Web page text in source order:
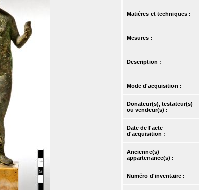
Matières et techniques :
Mesures :
Description :
Mode d'acquisition :
Donateur(s), testateur(s)
ou vendeur(s) :
Date de l'acte
d'acquisition :
Ancienne(s)
appartenance(s) :
Numéro d'inventaire :